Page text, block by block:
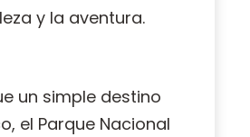
y la aventura.
un simple destino
el Parque Nacional